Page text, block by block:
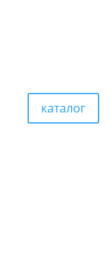
каталог